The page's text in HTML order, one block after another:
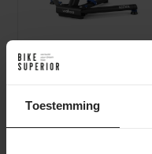
Toestemming
Wahoo KICKR Power
Trainer V6.0
1.299,-